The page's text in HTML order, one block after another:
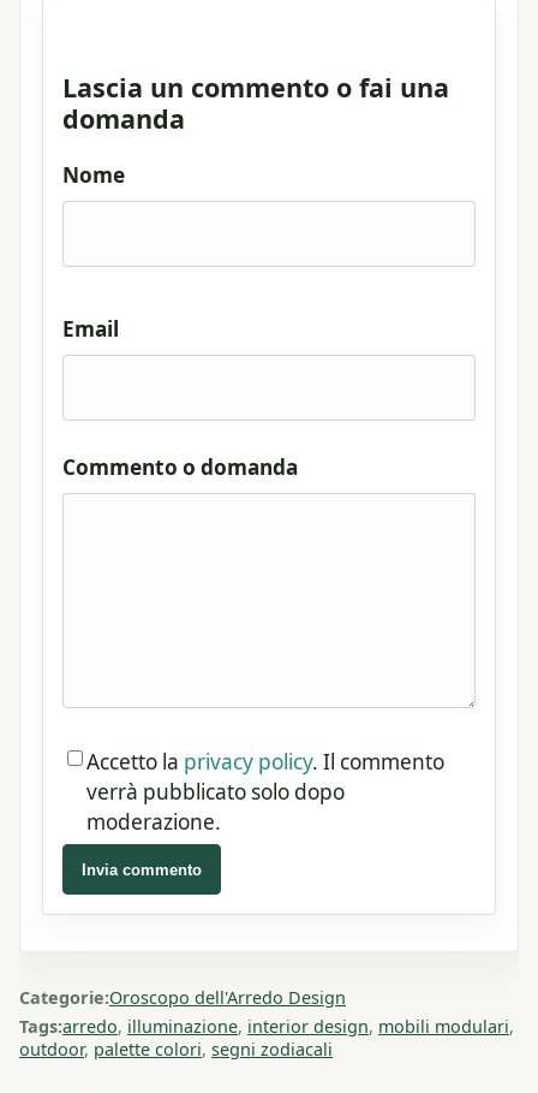
Lascia un commento o fai una
domanda
Nome
Email
Commento o domanda
Accetto la privacy policy. Il commento
verrà pubblicato solo dopo
moderazione.
Invia commento
Categorie:Oroscopo dell'Arredo Design
Tags:arredo, illuminazione, interior design, mobili modulari,
outdoor, palette colori, segni zodiacali